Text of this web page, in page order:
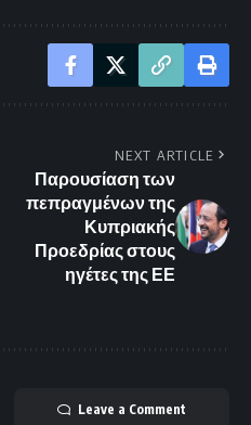
NEXT ARTICLE
Παρουσίαση των
πεπραγμένων της
Κυπριακής
Προεδρίας στους
ηγέτες της ΕΕ
Leave a Comment